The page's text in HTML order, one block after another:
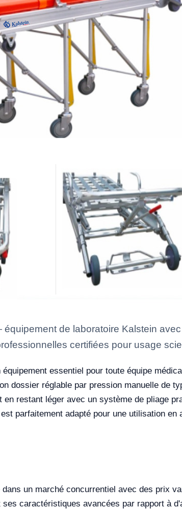
de laboratoire Kalstein
certifiées pour usage
équipement essentiel pour toute équipe
dossier réglable par pression manuelle de
restant léger avec un système de pliage
parfaitement adapté pour une utilisation
un marché concurrentiel avec des prix
caractéristiques avancées par rapport à